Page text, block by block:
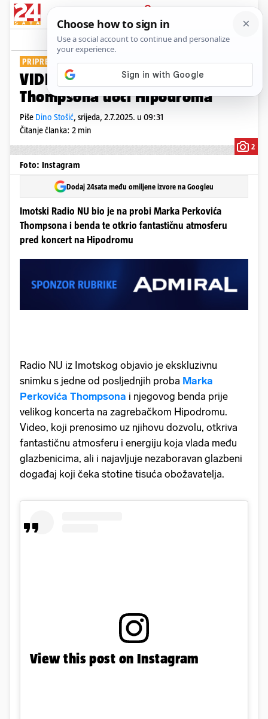
PRIJAVA
Show Komentari
PRIPREMA SE ZA SUBOTU
VIDEO Evo kako izgleda proba
Thompsona uoči Hipodroma
Piše Dino Stošić, srijeda, 2.7.2025. u 09:31
Čitanje članka: 2 min
2
Foto: Instagram
Dodaj 24sata među omiljene izvore na Googleu
Imotski Radio NU bio je na probi Marka Perkovića
Thompsona i benda te otkrio fantastičnu atmosferu
pred koncert na Hipodromu
Radio NU iz Imotskog objavio je ekskluzivnu
snimku s jedne od posljednjih proba Marka
Perkovića Thompsona i njegovog benda prije
velikog koncerta na zagrebačkom Hipodromu.
Video, koji prenosimo uz njihovu dozvolu, otkriva
fantastičnu atmosferu i energiju koja vlada među
glazbenicima, ali i najavljuje nezaboravan glazbeni
događaj koji čeka stotine tisuća obožavatelja.
View this post on Instagram